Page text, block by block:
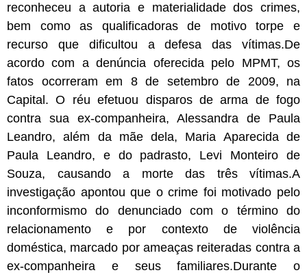
reconheceu a autoria e materialidade dos crimes,
bem como as qualificadoras de motivo torpe e
recurso que dificultou a defesa das vítimas.De
acordo com a denúncia oferecida pelo MPMT, os
fatos ocorreram em 8 de setembro de 2009, na
Capital. O réu efetuou disparos de arma de fogo
contra sua ex-companheira, Alessandra de Paula
Leandro, além da mãe dela, Maria Aparecida de
Paula Leandro, e do padrasto, Levi Monteiro de
Souza, causando a morte das três vítimas.A
investigação apontou que o crime foi motivado pelo
inconformismo do denunciado com o término do
relacionamento e por contexto de violência
doméstica, marcado por ameaças reiteradas contra a
ex-companheira e seus familiares.Durante o